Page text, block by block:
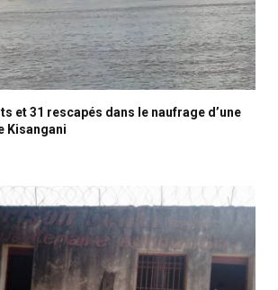
et 31 rescapés dans le naufrage d’une
Kisangani